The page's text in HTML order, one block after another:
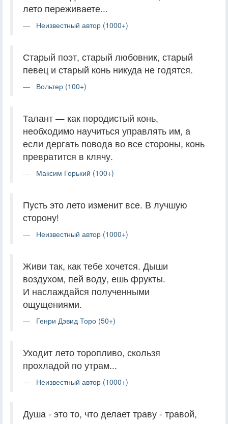
лето переживаете...
Неизвестный автор (1000+)
Старый поэт, старый любовник, старый
певец и старый конь никуда не годятся.
Вольтер (100+)
Талант — как породистый конь,
необходимо научиться управлять им, а
если дергать повода во все стороны, конь
превратится в клячу.
Максим Горький (100+)
Пусть это лето изменит все. В лучшую
сторону!
Неизвестный автор (1000+)
Живи так, как тебе хочется. Дыши
воздухом, пей воду, ешь фрукты.
И наслаждайся полученными
ощущениями.
Генри Дэвид Торо (50+)
Уходит лето торопливо, скользя
прохладой по утрам...
Неизвестный автор (1000+)
Душа - это то, что делает траву - травой,